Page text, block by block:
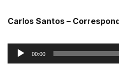
Carlos Santos –
Reprodutor
de
00:00